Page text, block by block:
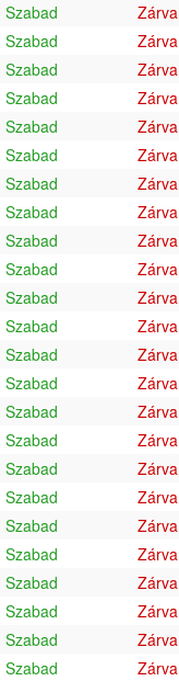
Szabad Zárva
Szabad Zárva
Szabad Zárva
Szabad Zárva
Szabad Zárva
Szabad Zárva
Szabad Zárva
Szabad Zárva
Szabad Zárva
Szabad Zárva
Szabad Zárva
Szabad Zárva
Szabad Zárva
Szabad Zárva
Szabad Zárva
Szabad Zárva
Szabad Zárva
Szabad Zárva
Szabad Zárva
Szabad Zárva
Szabad Zárva
Szabad Zárva
Szabad Zárva
Szabad Zárva